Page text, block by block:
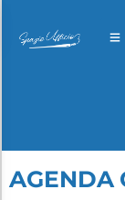
AGENDA